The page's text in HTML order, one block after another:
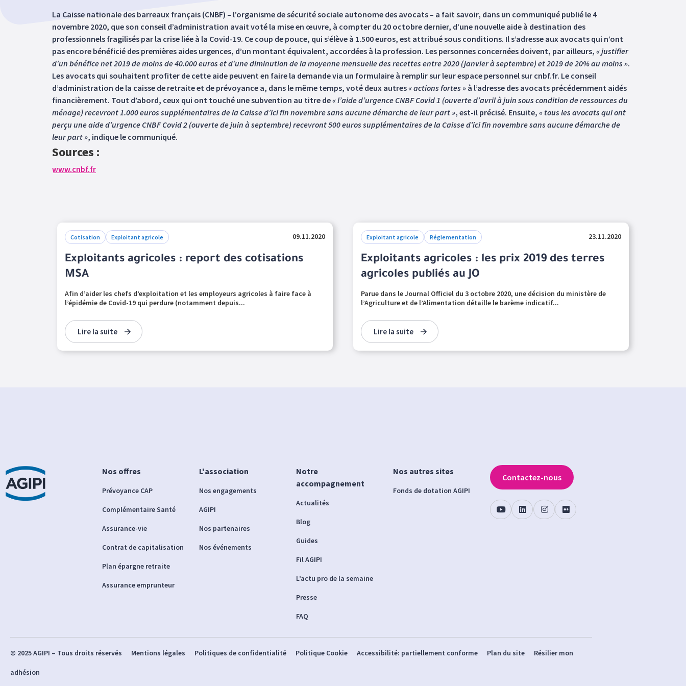
La Caisse nationale des barreaux français (CNBF) – l’organisme de sécurité sociale autonome des avocats – a fait savoir, dans un communiqué publié le 4
novembre 2020, que son conseil d’administration avait voté la mise en œuvre, à compter du 20 octobre dernier, d’une nouvelle aide à destination des
professionnels fragilisés par la crise liée à la Covid-19. Ce coup de pouce, qui s’élève à 1.500 euros, est attribué sous conditions. Il s’adresse aux avocats qui n’ont
pas encore bénéficié des premières aides urgences, d’un montant équivalent, accordées à la profession. Les personnes concernées doivent, par ailleurs, « justifier
d’un bénéfice net 2019 de moins de 40.000 euros et d’une diminution de la moyenne mensuelle des recettes entre 2020 (janvier à septembre) et 2019 de 20% au moins ».
Les avocats qui souhaitent profiter de cette aide peuvent en faire la demande via un formulaire à remplir sur leur espace personnel sur cnbf.fr. Le conseil
d’administration de la caisse de retraite et de prévoyance a, dans le même temps, voté deux autres« actions fortes » à l’adresse des avocats précédemment aidés
financièrement. Tout d’abord, ceux qui ont touché une subvention au titre de« l’aide d’urgence CNBF Covid 1 (ouverte d’avril à juin sous condition de ressources du
ménage) recevront 1.000 euros supplémentaires de la Caisse d’ici fin novembre sans aucune démarche de leur part », est-il précisé. Ensuite, « tous les avocats qui ont
perçu une aide d’urgence CNBF Covid 2 (ouverte de juin à septembre) recevront 500 euros supplémentaires de la Caisse d’ici fin novembre sans aucune démarche de
leur part », indique le communiqué.
Sources :
www.cnbf.fr
Cotisation Exploitant agricole 09.11.2020
Exploitants agricoles : report des cotisations
MSA
Afin d’aider les chefs d’exploitation et les employeurs agricoles à faire face à
l’épidémie de Covid-19 qui perdure (notamment depuis...
Lire la suite
Exploitant agricole Réglementation 23.11.2020
Exploitants agricoles : les prix 2019 des terres
agricoles publiés au JO
Parue dans le Journal Officiel du 3 octobre 2020, une décision du ministère de
l’Agriculture et de l’Alimentation détaille le barème indicatif...
Lire la suite
Nos offres
Prévoyance CAP
Complémentaire Santé
Assurance-vie
Contrat de capitalisation
Plan épargne retraite
Assurance emprunteur
L'association
Nos engagements
AGIPI
Nos partenaires
Nos événements
Notre
accompagnement
Actualités
Blog
Guides
Fil AGIPI
L’actu pro de la semaine
Presse
FAQ
Nos autres sites
Fonds de dotation AGIPI
Contactez-nous
© 2025 AGIPI – Tous droits réservés Mentions légales Politiques de confidentialité Politique Cookie Accessibilité: partiellement conforme Plan du site Résilier mon
adhésion